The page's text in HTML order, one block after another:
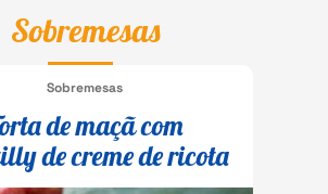
Sobremesas
Sobremesas
de maçã com
de creme de ricota